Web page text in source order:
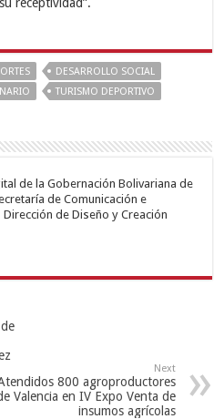
DESARROLLO SOCIAL
TURISMO DEPORTIVO
de la Gobernación Bolivariana de
de Comunicación e
de Diseño y Creación
Next
800 agroproductores
Valencia en IV Expo Venta de
insumos agrícolas